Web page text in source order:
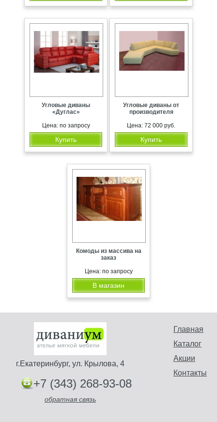
Угловые диваны
«Дуглас»
Цена: по запросу
Купить
Угловые диваны от
производителя
Цена: 72 000 руб.
Купить
Комоды из массива на
заказ
Цена: по запросу
В магазин
Главная
Каталог
Акции
Контакты
г.Екатеринбург, ул. Крылова, 4
+7 (343) 268-93-08
обратная связь